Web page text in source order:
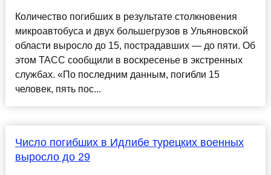
Количество погибших в результате столкновения
микроавтобуса и двух большегрузов в Ульяновской
области выросло до 15, пострадавших — до пяти. Об
этом ТАСС сообщили в воскресенье в экстренных
службах. «По последним данным, погибли 15
человек, пять пос...
Число погибших в Идлибе турецких военных
выросло до 29